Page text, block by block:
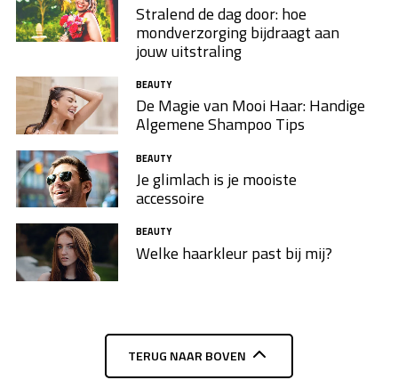
Stralend de dag door: hoe
mondverzorging bijdraagt aan
jouw uitstraling
BEAUTY
De Magie van Mooi Haar: Handige
Algemene Shampoo Tips
BEAUTY
Je glimlach is je mooiste
accessoire
BEAUTY
Welke haarkleur past bij mij?
TERUG NAAR BOVEN